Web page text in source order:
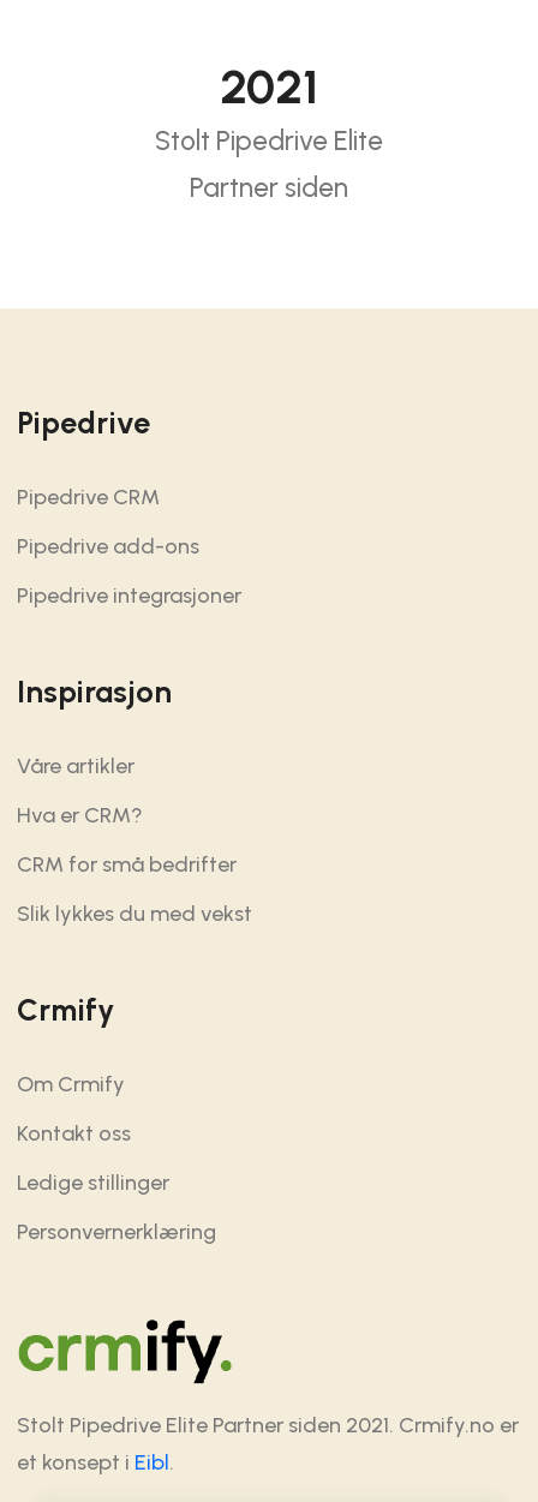
2021
Stolt Pipedrive Elite
Partner siden
Pipedrive
Pipedrive CRM
Pipedrive add-ons
Pipedrive integrasjoner
Inspirasjon
Våre artikler
Hva er CRM?
CRM for små bedrifter
Slik lykkes du med vekst
Crmify
Om Crmify
Kontakt oss
Ledige stillinger
Personvernerklæring
Stolt Pipedrive Elite Partner siden 2021. Crmify.no er
et konsept i Eibl.